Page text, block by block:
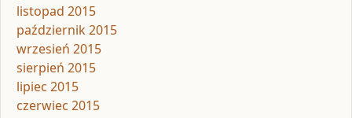
listopad 2015
październik 2015
wrzesień 2015
sierpień 2015
lipiec 2015
czerwiec 2015